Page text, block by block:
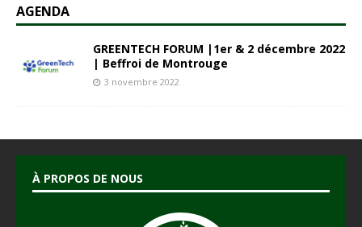
AGENDA
GREENTECH FORUM |1er & 2 décembre 2022
| Beffroi de Montrouge
3 novembre 2022
À PROPOS DE NOUS